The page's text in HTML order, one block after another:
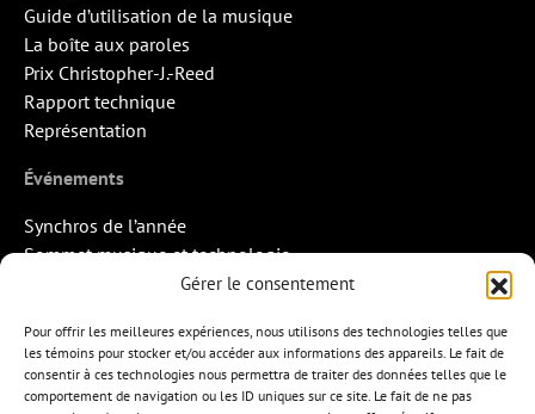
Gérer le consentement
Pour offrir les meilleures expériences, nous utilisons des technologies telles que
les témoins pour stocker et/ou accéder aux informations des appareils. Le fait de
consentir à ces technologies nous permettra de traiter des données telles que le
comportement de navigation ou les ID uniques sur ce site. Le fait de ne pas
Guide d’utilisation de la musique
La boîte aux paroles
Prix Christopher-J.-Reed
Rapport technique
Représentation
Événements
Synchros de l’année
Sommet musique et technologie
Quand la musique rencontre l’image
Missions d’export
Contact